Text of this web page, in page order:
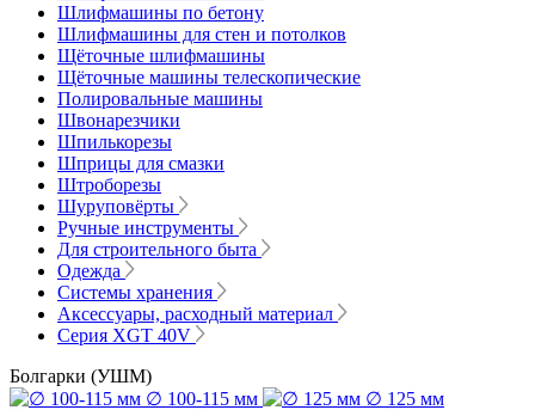
Шлифмашины по бетону
Шлифмашины для стен и потолков
Щёточные шлифмашины
Щёточные машины телескопические
Полировальные машины
Швонарезчики
Шпилькорезы
Шприцы для смазки
Штроборезы
Шуруповёрты
Ручные инструменты
Для строительного быта
Одежда
Системы хранения
Аксессуары, расходный материал
Серия XGT 40V
Болгарки (УШМ)
∅ 100-115 мм
∅ 125 мм